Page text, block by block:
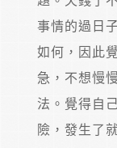
事情的過日
如何，因此
急，不想慢
法。覺得自
險，發生了